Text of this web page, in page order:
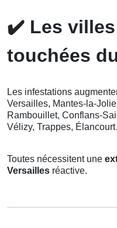
✔️ Les
touchées
Les infestations
Versailles, Mantes-la-
Rambouillet, Conflans-
Vélizy, Trappes,
Toutes nécessitent une
Versailles réactive.